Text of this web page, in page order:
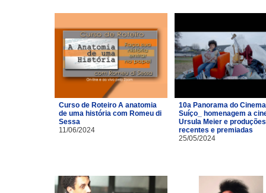
Curso de Roteiro A anatomia
de uma história com Romeu di
Sessa
11/06/2024
10a Panorama do Cinema
Suíço_ homenagem a
Ursula Meier e produções
recentes e premiadas
25/05/2024